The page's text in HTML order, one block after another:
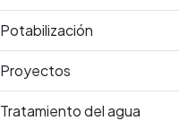
Potabilización
Proyectos
Tratamiento del agua